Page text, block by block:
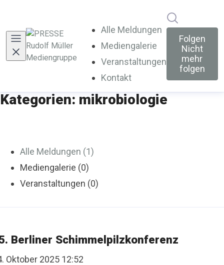
Alle Meldungen
Mediengalerie
Veranstaltungen
Kontakt
Folgen
Nicht
mehr
folgen
Kategorien: mikrobiologie
Alle Meldungen (1)
Mediengalerie (0)
Veranstaltungen (0)
Berliner Schimmelpilzkonferenz
Oktober 2025 12:52